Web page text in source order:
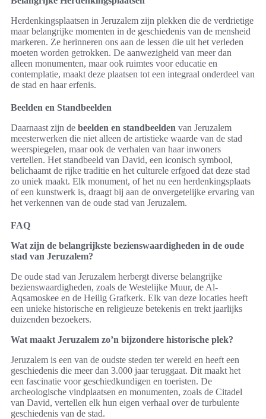
Herdenkingsplaatsen in Jeruzalem zijn plekken die de verdrietige
maar belangrijke momenten in de geschiedenis van de mensheid
markeren. Ze herinneren ons aan de lessen die uit het verleden
moeten worden getrokken. De aanwezigheid van meer dan
alleen monumenten, maar ook ruimtes voor educatie en
contemplatie, maakt deze plaatsen tot een integraal onderdeel van
de stad en haar erfenis.
Beelden en Standbeelden
Daarnaast zijn de beelden en standbeelden van Jeruzalem
meesterwerken die niet alleen de artistieke waarde van de stad
weerspiegelen, maar ook de verhalen van haar inwoners
vertellen. Het standbeeld van David, een iconisch symbool,
belichaamt de rijke traditie en het culturele erfgoed dat deze stad
zo uniek maakt. Elk monument, of het nu een herdenkingsplaats
of een kunstwerk is, draagt bij aan de onvergetelijke ervaring van
het verkennen van de oude stad van Jeruzalem.
FAQ
Wat zijn de belangrijkste bezienswaardigheden in de oude
stad van Jeruzalem?
De oude stad van Jeruzalem herbergt diverse belangrijke
bezienswaardigheden, zoals de Westelijke Muur, de Al-
Aqsamoskee en de Heilig Grafkerk. Elk van deze locaties heeft
een unieke historische en religieuze betekenis en trekt jaarlijks
duizenden bezoekers.
Wat maakt Jeruzalem zo’n bijzondere historische plek?
Jeruzalem is een van de oudste steden ter wereld en heeft een
geschiedenis die meer dan 3.000 jaar teruggaat. Dit maakt het
een fascinatie voor geschiedkundigen en toeristen. De
archeologische vindplaatsen en monumenten, zoals de Citadel
van David, vertellen elk hun eigen verhaal over de turbulente
geschiedenis van de stad.